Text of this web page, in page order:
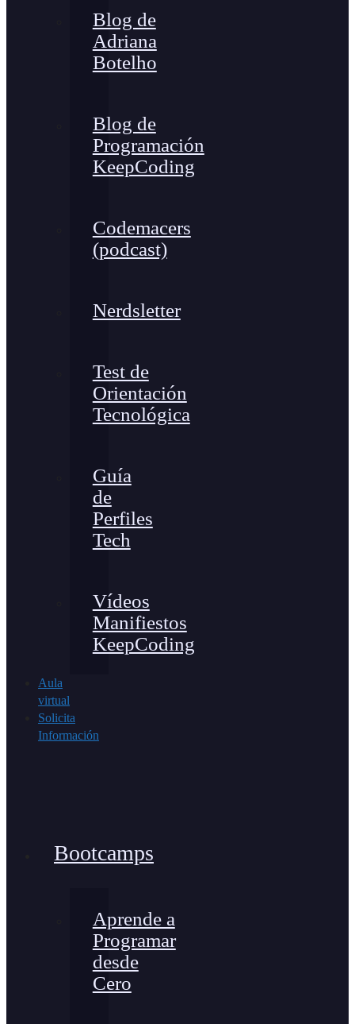
Blog de
Adriana
Botelho
Blog de
Programación
KeepCoding
Codemacers
(podcast)
Nerdsletter
Test de
Orientación
Tecnológica
Guía
de
Perfiles
Tech
Vídeos
Manifiestos
KeepCoding
Aula
virtual
Solicita
Información
Bootcamps
Aprende a
Programar
desde
Cero